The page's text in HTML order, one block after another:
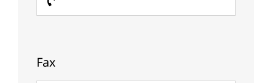
Fax